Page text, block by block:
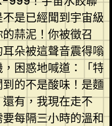
是已經聞到宇宙級
蒜泥！你被徵召
朵被這聲音震得嗡
困惑地喊道：「特
的不是酸味！是麵
有，我現在走不
每隔三小時的溫和